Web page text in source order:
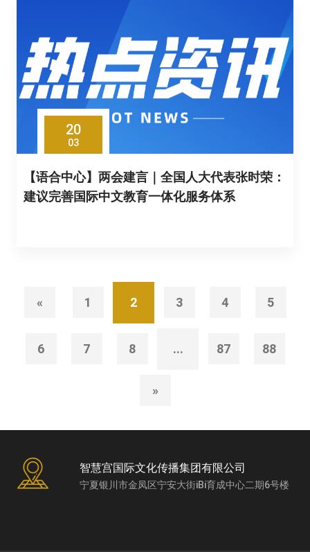
20
03
【语合中心】两会建言｜全国人大代表张时荣：
建议完善国际中文教育一体化服务体系
« 1 2 3 4 5
6 7 8 ... 87 88
»
智慧宫国际文化传播集团有限公司
宁夏银川市金凤区宁安大街iBi育成中心二期6号楼